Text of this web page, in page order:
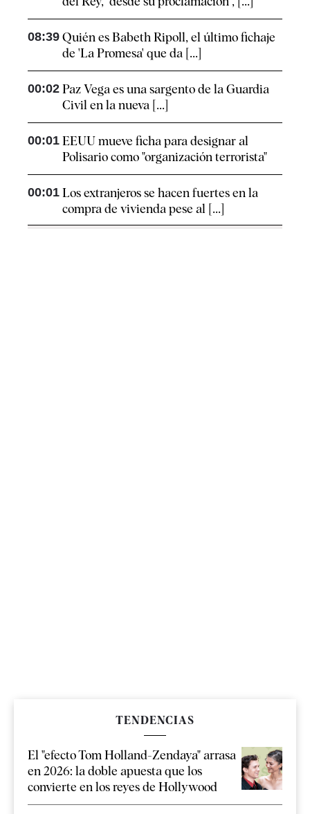
08:39 Quién es Babeth Ripoll, el último fichaje
de 'La Promesa' que da [...]
00:02 Paz Vega es una sargento de la Guardia
Civil en la nueva [...]
00:01 EEUU mueve ficha para designar al
Polisario como "organización terrorista"
00:01 Los extranjeros se hacen fuertes en la
compra de vivienda pese al [...]
TENDENCIAS
El "efecto Tom Holland-Zendaya" arrasa
en 2026: la doble apuesta que los
convierte en los reyes de Hollywood